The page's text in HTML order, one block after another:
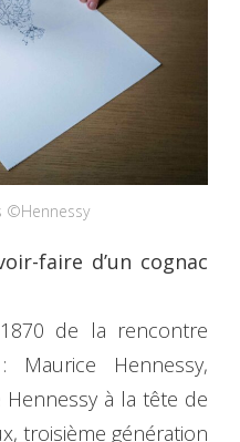
©Hennessy
faire d’un cognac
de la rencontre
Hennessy,
à la tête de
troisième génération